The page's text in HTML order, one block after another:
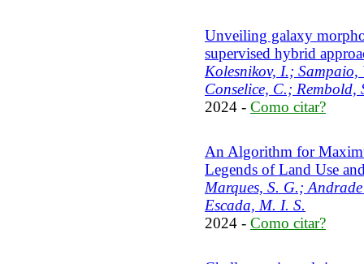
Unveiling galaxy
supervised hybrid
Kolesnikov, I.;
Conselice, C.; Rembold,
2024 - Como citar?
An Algorithm for
Legends of Land Use
Marques, S. G.;
Escada, M. I. S.
2024 - Como citar?